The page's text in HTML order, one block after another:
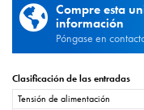
Compre esta
información
Póngase en
Clasificación de las entradas
Tensión de alimentación